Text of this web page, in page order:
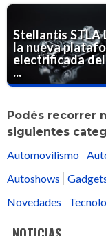
Stellantis STLA
la nueva
electrificada
...
Podés recorrer
siguientes
Automovilismo
Autoshows
Novedades